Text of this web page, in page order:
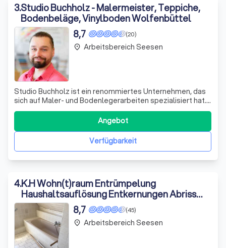
3.Studio Buchholz - Malermeister, Teppiche,
Bodenbeläge, Vinylboden Wolfenbüttel
(20)
8,7
Studio Buchholz ist ein renommiertes Unternehmen, das
sich auf Maler- und Bodenlegerarbeiten spezialisiert hat.
Unser Team besteht aus erfahrenen Fachleuten, die sich
durch ihre Kompetenz und ihr Engagement auszeichnen.
Die Gründer, zwei Brüder, sind seit ihrer Meisterschule im
Jahr 2017 ein unschla
Verfügbarkeit
Angebot
place Arbeitsbereich Seesen
4.K.H Wohn(t)raum Entrümpelung
Haushaltsauflösung Entkernungen Abriss
Bodenleger Handwerker Hildesheim
(45)
8,7
place Arbeitsbereich Seesen